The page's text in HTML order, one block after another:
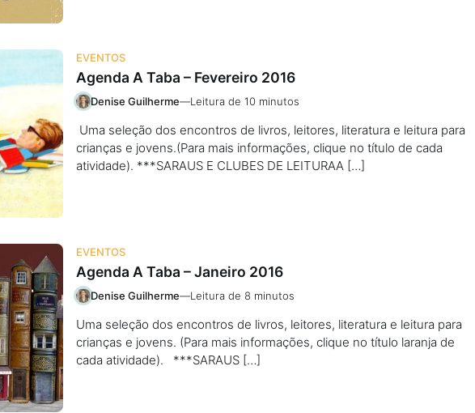
EVENTOS
Agenda A Taba – Fevereiro 2016
Denise Guilherme—Leitura de 10 minutos
Uma seleção dos encontros de livros, leitores, literatura e leitura para
crianças e jovens.(Para mais informações, clique no título de cada
atividade). ***SARAUS E CLUBES DE LEITURAA […]
EVENTOS
Agenda A Taba – Janeiro 2016
Denise Guilherme—Leitura de 8 minutos
Uma seleção dos encontros de livros, leitores, literatura e leitura para
crianças e jovens. (Para mais informações, clique no título laranja de
cada atividade). ***SARAUS […]